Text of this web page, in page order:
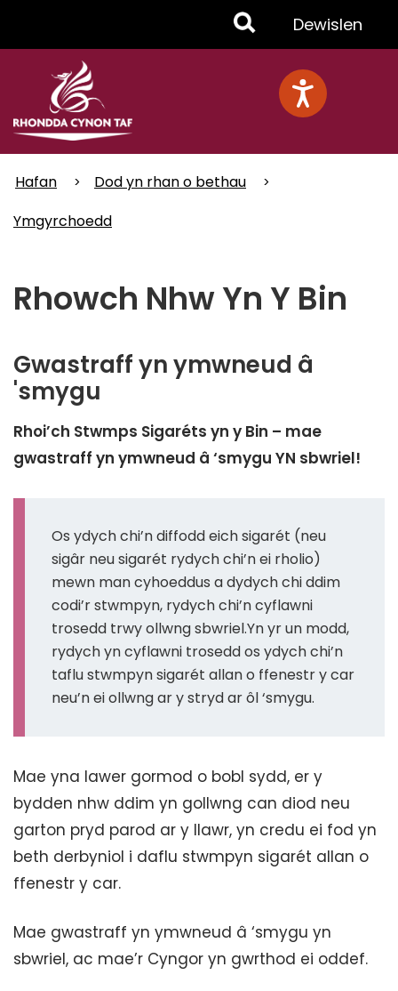
Toggle
Menu
Dewislen
Hafan
Dod yn rhan o bethau
Ymgyrchoedd
Rhowch Nhw Yn Y Bin
Gwastraff yn ymwneud â
'smygu
Rhoi’ch Stwmps Sigaréts yn y Bin – mae
gwastraff yn ymwneud â ‘smygu YN sbwriel!
Os ydych chi’n diffodd eich sigarét (neu
sigâr neu sigarét rydych chi’n ei rholio)
mewn man cyhoeddus a dydych chi ddim
codi’r stwmpyn, rydych chi’n cyflawni
trosedd trwy ollwng sbwriel.Yn yr un modd,
rydych yn cyflawni trosedd os ydych chi’n
taflu stwmpyn sigarét allan o ffenestr y car
neu’n ei ollwng ar y stryd ar ôl ‘smygu.
Mae yna lawer gormod o bobl sydd, er y
bydden nhw ddim yn gollwng can diod neu
garton pryd parod ar y llawr, yn credu ei fod yn
beth derbyniol i daflu stwmpyn sigarét allan o
ffenestr y car.
Mae gwastraff yn ymwneud â ‘smygu yn
sbwriel, ac mae’r Cyngor yn gwrthod ei oddef.